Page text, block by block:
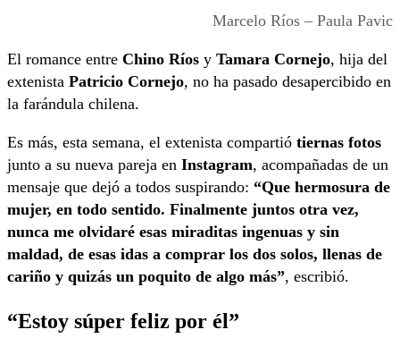
Marcelo Ríos – Paula Pavic
El romance entre Chino Ríos y Tamara Cornejo, hija del
extenista Patricio Cornejo, no ha pasado desapercibido en
la farándula chilena.
Es más, esta semana, el extenista compartió tiernas fotos
junto a su nueva pareja en Instagram, acompañadas de un
mensaje que dejó a todos suspirando: “Que hermosura de
mujer, en todo sentido. Finalmente juntos otra vez,
nunca me olvidaré esas miraditas ingenuas y sin
maldad, de esas idas a comprar los dos solos, llenas de
cariño y quizás un poquito de algo más”, escribió.
“Estoy súper feliz por él”